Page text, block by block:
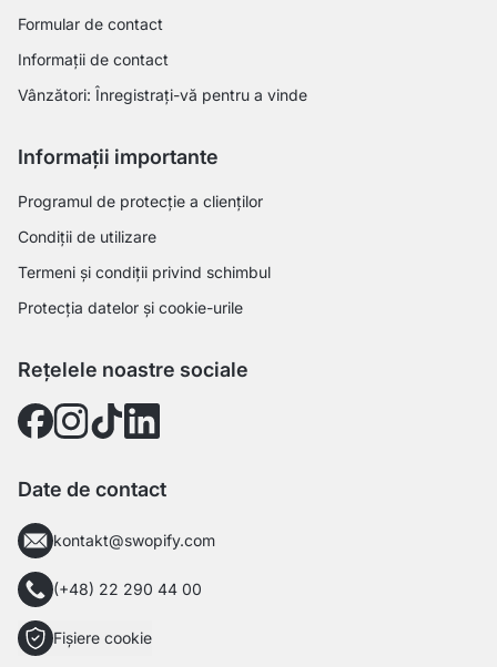
Formular de contact
Informații de contact
Vânzători: Înregistrați-vă pentru a vinde
Informații importante
Programul de protecție a clienților
Condiții de utilizare
Termeni și condiții privind schimbul
Protecția datelor și cookie-urile
Rețelele noastre sociale
Date de contact
kontakt@swopify.com
(+48) 22 290 44 00
Fișiere cookie